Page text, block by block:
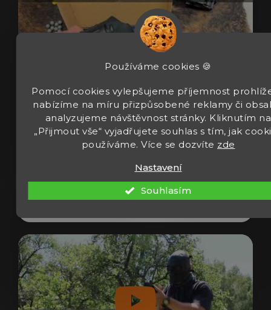
Používáme cookies 🍪
Pomocí cookies vylepšujeme příjemnost
nabízíme na míru přizpůsobené reklamy či
analyzujeme návštěvnost stránky. Kliknutím na
„Přijmout vše“ vyjadřujete souhlas s tím, jak
používáme. Více se dozvíte zde
Nastavení
Souhlasím
Revolver Umarex T4E TR 50 Gen2 cal 50
Zobrazit video